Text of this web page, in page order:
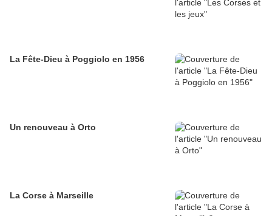
La Fête-Dieu à Poggiolo en 1956
Un renouveau à Orto
La Corse à Marseille